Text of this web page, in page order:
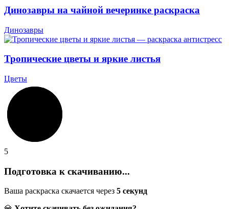
Динозавры на чайной вечеринке раскраска
Динозавры
Тропические цветы и яркие листья
Цветы
5
Подготовка к скачиванию...
Ваша раскраска скачается через 5 секунд